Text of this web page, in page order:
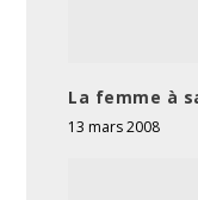
La femme à
13 mars 2008